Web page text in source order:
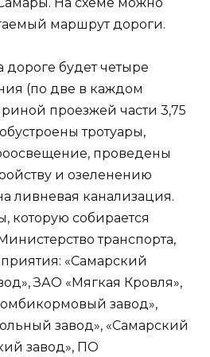
маршрут дороги.
дороге будет четыре
(по две в каждом
проезжей части 3,75
тротуары,
проведены
и озеленению
ливневая канализация.
которую собирается
транспорта,
«Самарский
ЗАО «Мягкая Кровля»,
завод»,
завод», «Самарский
завод», ПО